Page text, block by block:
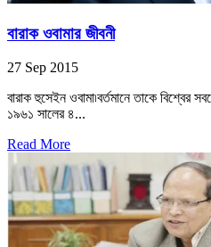
বারাক ওবামার জীবনী
27 Sep 2015
বারাক হুসেইন ওবামা৷বর্তমানে তাকে বিশ্বের
১৯৬১ সালের ৪...
Read More